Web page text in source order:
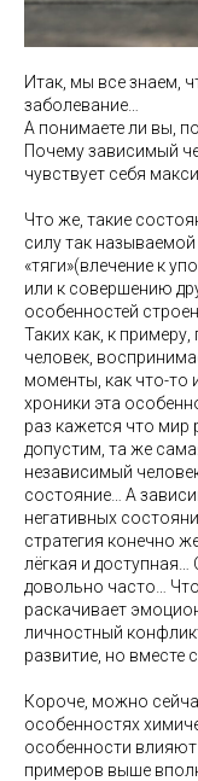
Итак, мы все знаем,
заболевание…
А понимаете ли вы,
Почему зависимый
чувствует себя
Что же, такие
силу так называемой
«тяги»(влечение к
или к совершению
особенностей
Таких как, к
человек,
моменты, как что-то
хроники эта
раз кажется что мир
допустим, та же
независимый
состояние… А
негативных
стратегия конечно
лёгкая и
довольно часто…
раскачивает
личностный
развитие, но вместе
Короче, можно
особенностях
особенности
примеров выше